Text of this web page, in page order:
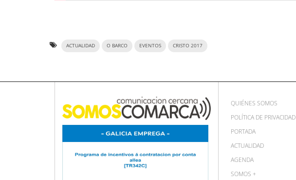
ACTUALIDAD O BARCO EVENTOS CRISTO 2017
QUIÉNES SOMOS
POLÍTICA DE PRIVACIDAD
PORTADA
ACTUALIDAD
AGENDA
SOMOS +